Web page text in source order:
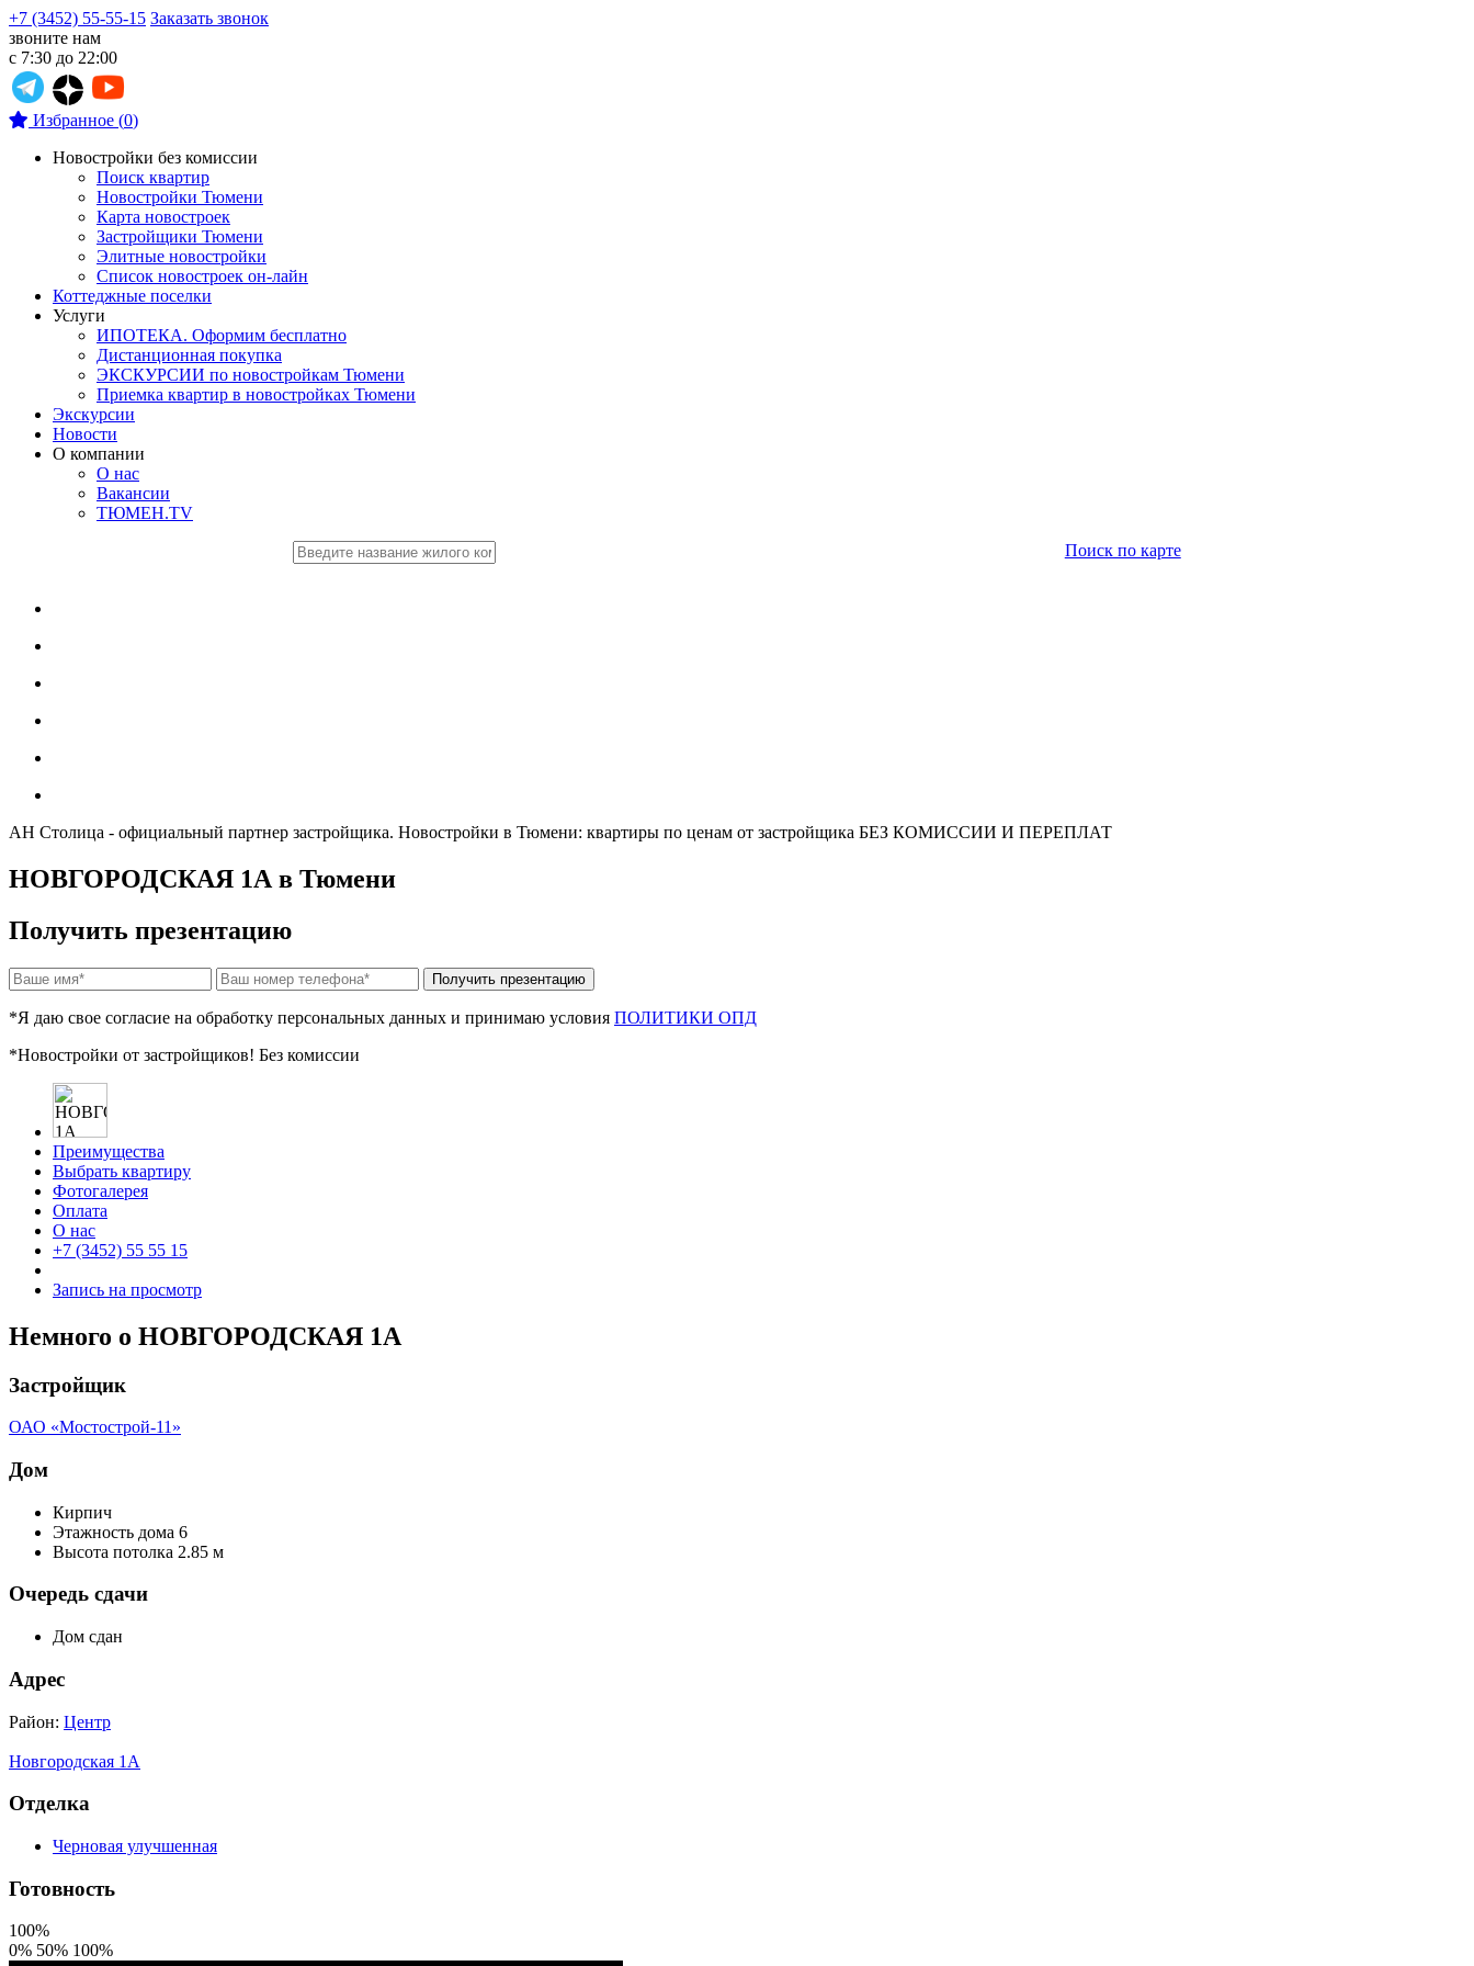
+7 (3452) 55-55-15 Заказать звонок
звоните нам
с 7:30 до 22:00
Избранное (0)
Новостройки без комиссии
Поиск квартир
Новостройки Тюмени
Карта новостроек
Застройщики Тюмени
Элитные новостройки
Список новостроек он-лайн
Коттеджные поселки
Услуги
ИПОТЕКА. Оформим бесплатно
Дистанционная покупка
ЭКСКУРСИИ по новостройкам Тюмени
Приемка квартир в новостройках Тюмени
Экскурсии
Новости
О компании
О нас
Вакансии
ТЮМЕН.TV
Поиск по карте
АН Столица - официальный партнер застройщика. Новостройки в Тюмени: квартиры по ценам от застройщика БЕЗ КОМИССИИ И ПЕРЕПЛАТ
НОВГОРОДСКАЯ 1А в Тюмени
Получить презентацию
*Я даю свое согласие на обработку персональных данных и принимаю условия ПОЛИТИКИ ОПД
*Новостройки от застройщиков! Без комиссии
Преимущества
Выбрать квартиру
Фотогалерея
Оплата
О нас
+7 (3452) 55 55 15
Запись на просмотр
Немного о НОВГОРОДСКАЯ 1А
Застройщик
ОАО «Мостострой-11»
Дом
Кирпич
Этажность дома 6
Высота потолка 2.85 м
Очередь сдачи
Дом сдан
Адрес
Район: Центр
Новгородская 1А
Отделка
Черновая улучшенная
Готовность
100%
0% 50% 100%